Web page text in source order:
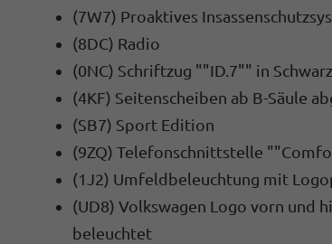
(7W7) Proaktives
(8DC) Radio
(0NC) Schriftzug ""ID.7"" in
(4KF) Seitenscheiben ab B-Säule
(SB7) Sport Edition
(9ZQ) Telefonschnittstelle
(1J2) Umfeldbeleuchtung mit
(UD8) Volkswagen Logo vorn und
beleuchtet